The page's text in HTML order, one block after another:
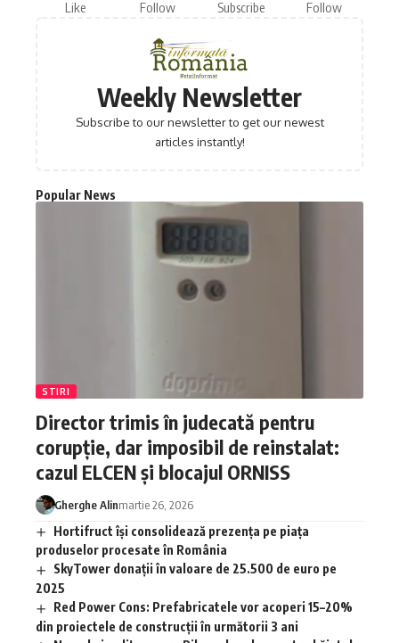
Like Follow Subscribe Follow
Weekly Newsletter
Subscribe to our newsletter to get our newest
articles instantly!
Popular News
STIRI
Director trimis în judecată pentru
corupție, dar imposibil de reinstalat:
cazul ELCEN și blocajul ORNISS
Gherghe Alinmartie 26, 2026
Hortifruct își consolidează prezența pe piața
produselor procesate în România
SkyTower donații în valoare de 25.500 de euro pe
2025
Red Power Cons: Prefabricatele vor acoperi 15–20%
din proiectele de construcții în următorii 3 ani